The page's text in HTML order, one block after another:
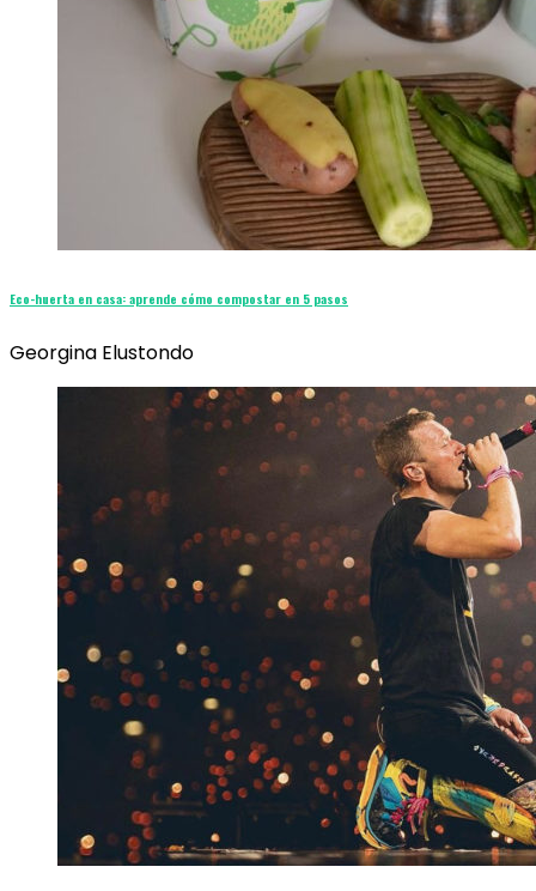
Eco-huerta en casa: aprende cómo compostar en 5 pasos
Georgina Elustondo